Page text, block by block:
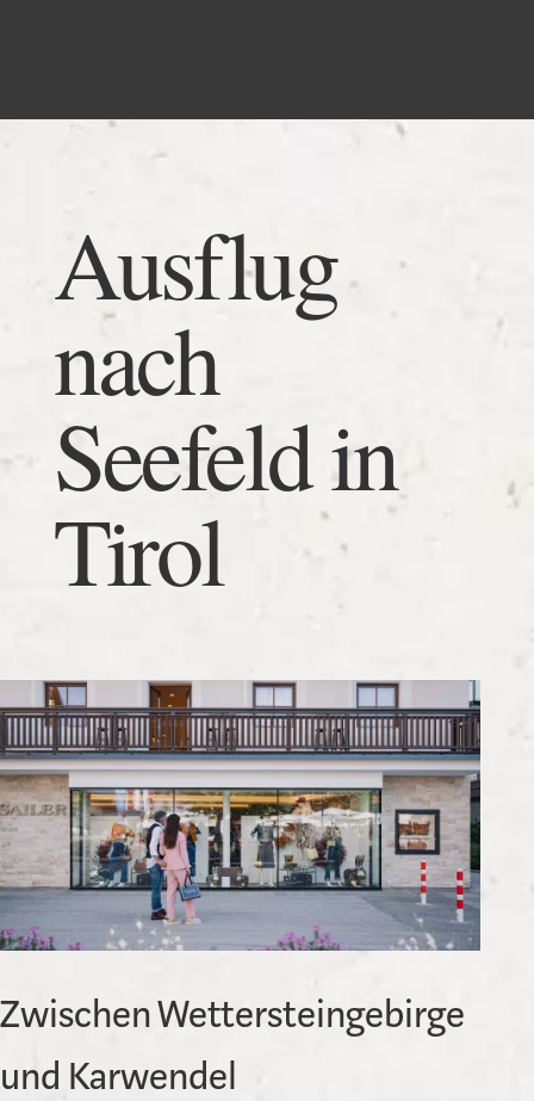
Ausflug
nach
Seefeld in
Tirol
Zwischen Wettersteingebirge
und Karwendel